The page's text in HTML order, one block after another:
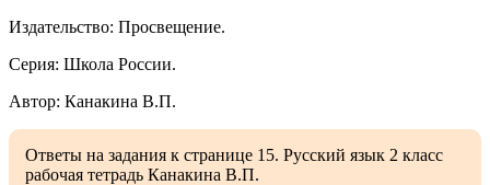
Издательство: Просвещение.
Серия: Школа России.
Автор: Канакина В.П.
Ответы на задания к странице 15. Русский язык 2 класс
рабочая тетрадь Канакина В.П.